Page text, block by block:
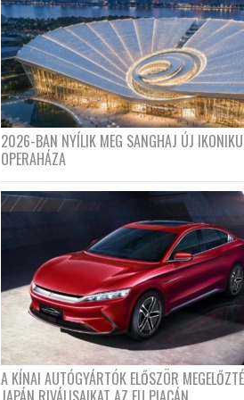
2026-BAN NYÍLIK MEG SANGHAJ ÚJ
OPERAHÁZA
A KÍNAI AUTÓGYÁRTÓK ELŐSZÖR